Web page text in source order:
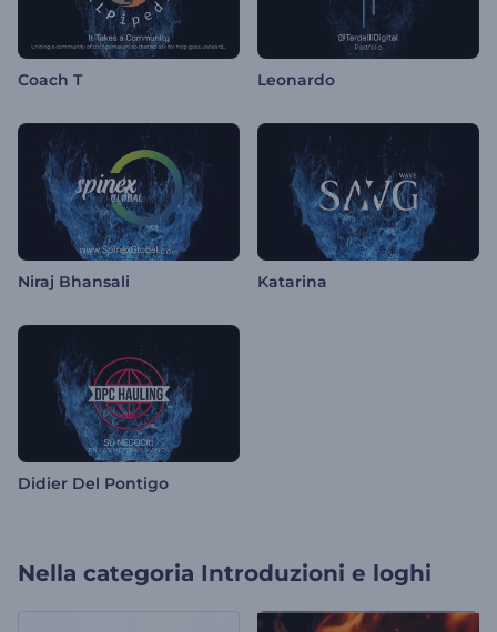
Coach T Leonardo
Niraj Bhansali Katarina
Didier Del Pontigo
Nella categoria Introduzioni e loghi